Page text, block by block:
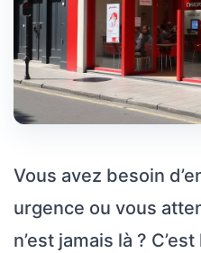
Vous avez besoin
urgence ou vous
n’est jamais là ?